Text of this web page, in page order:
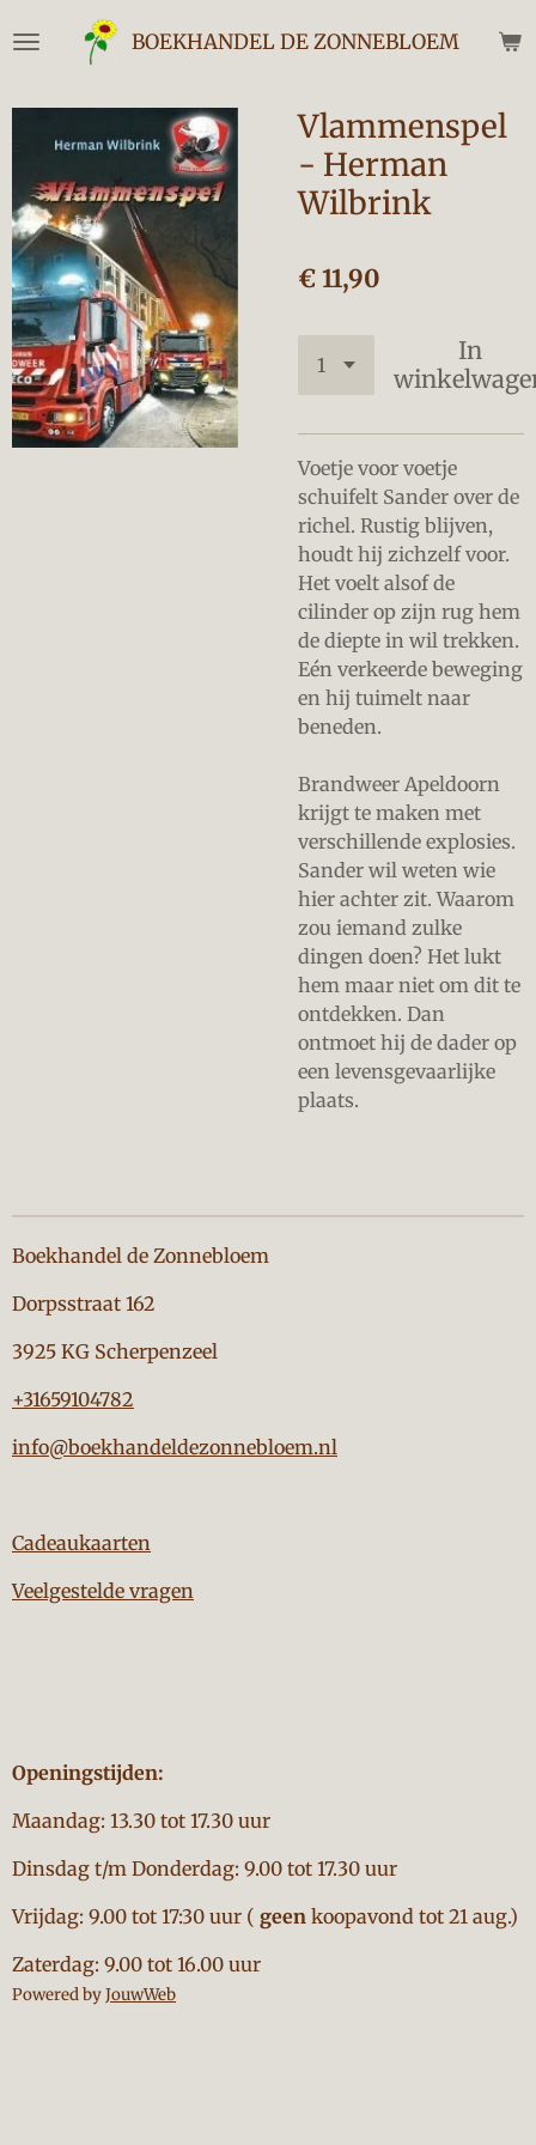
direct
de
hoofdinhoud
BOEKHANDEL DE ZONNEBLOEM
Vlammenspel
- Herman
Wilbrink
€ 11,90
In
Voetje voor voetje
schuifelt Sander over de
richel. Rustig blijven,
houdt hij zichzelf voor.
Het voelt alsof de
cilinder op zijn rug hem
de diepte in wil trekken.
Eén verkeerde beweging
en hij tuimelt naar
beneden.
Brandweer Apeldoorn
krijgt te maken met
verschillende explosies.
Sander wil weten wie
hier achter zit. Waarom
zou iemand zulke
dingen doen? Het lukt
hem maar niet om dit te
ontdekken. Dan
ontmoet hij de dader op
een levensgevaarlijke
plaats.
Boekhandel de Zonnebloem
Dorpsstraat 162
3925 KG Scherpenzeel
+31659104782
info@boekhandeldezonnebloem.nl
Cadeaukaarten
Veelgestelde vragen
Openingstijden:
Maandag: 13.30 tot 17.30 uur
Dinsdag t/m Donderdag: 9.00 tot 17.30 uur
Vrijdag: 9.00 tot 17:30 uur ( geen koopavond tot 21 aug.)
Zaterdag: 9.00 tot 16.00 uur
Powered byJouwWeb